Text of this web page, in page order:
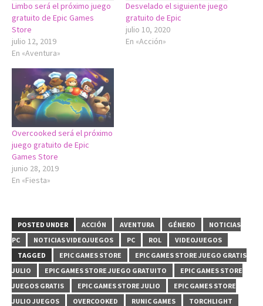
Limbo será el próximo juego
gratuito de Epic Games
Store
julio 12, 2019
En «Aventura»
Desvelado el siguiente juego
gratuito de Epic
julio 10, 2020
En «Acción»
Overcooked será el próximo
juego gratuito de Epic
Games Store
junio 28, 2019
En «Fiesta»
POSTED UNDER ACCIÓN AVENTURA GÉNERO
NOTICIAS
PC
NOTICIAS VIDEOJUEGOS PC ROL
VIDEOJUEGOS
TAGGED
EPIC GAMES STORE
EPIC GAMES STORE JUEGO GRATIS
JULIO
EPIC GAMES STORE JUEGO GRATUITO
EPIC GAMES STORE
JUEGOS GRATIS
EPIC GAMES STORE JULIO
EPIC GAMES STORE
JULIO JUEGOS
OVERCOOKED RUNIC GAMES
TORCHLIGHT